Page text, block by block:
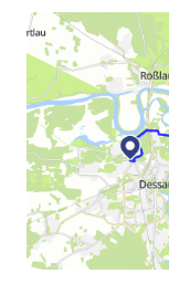
Parkplatz
bezaubernde
Schloss ein,
Fürst Leopold